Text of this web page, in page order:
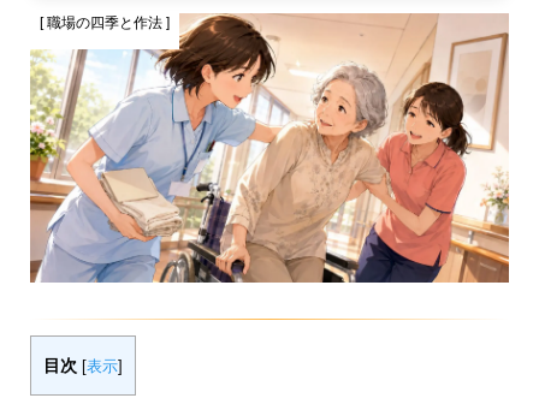
[ 職場の四季と作法 ]
目次 [表示]